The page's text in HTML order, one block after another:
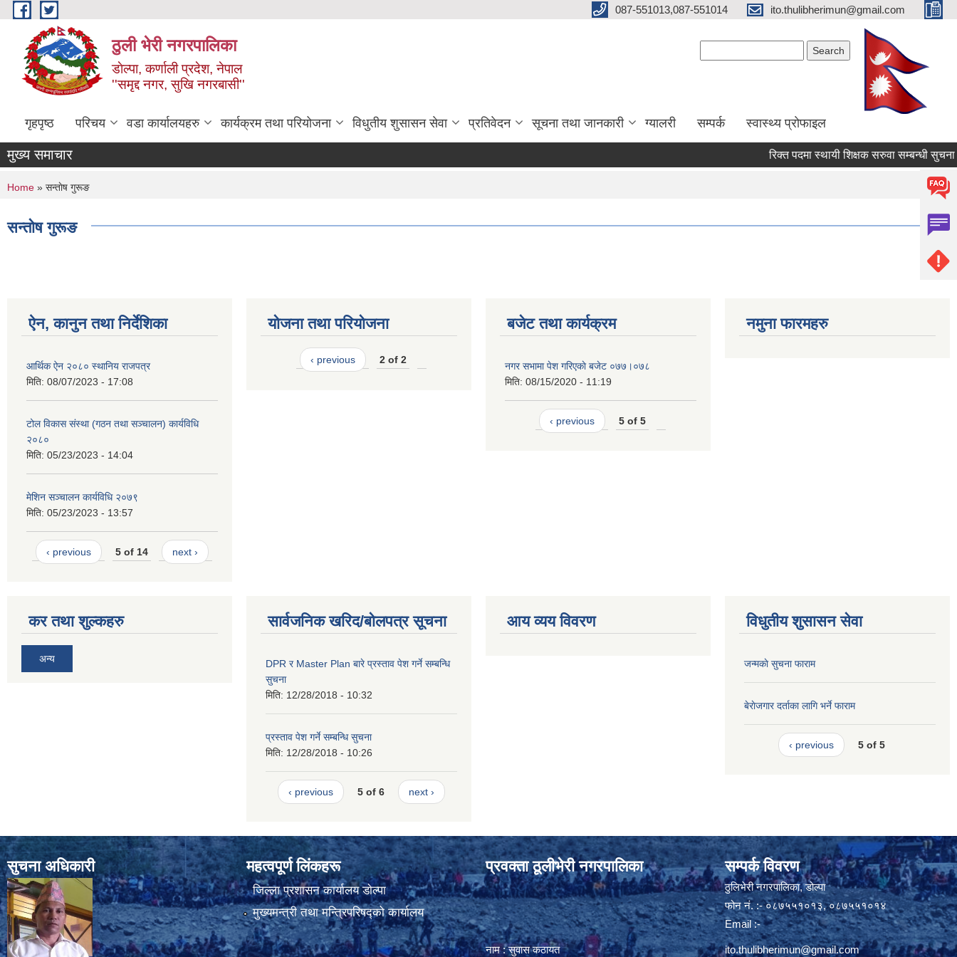
Skip to main content 087-551013,087-551014 ito.thulibherimun@gmail.com
ठुली भेरी नगरपालिका
डाेल्पा, कर्णाली प्रदेश, नेपाल
''समृद्द नगर, सुखि नगरबासी''
गृहपृष्ठ परिचय वडा कार्यालयहरु कार्यक्रम तथा परियोजना विधुतीय शुसासन सेवा प्रतिवेदन सूचना तथा जानकारी ग्यालरी सम्पर्क स्वास्थ्य प्राेफाइल
मुख्य समाचार रिक्त पदमा स्थायी शिक्षक सरुवा सम्बन्धी सुचना ।
You are here
Home » सन्ताेष गुरूङ
सन्ताेष गुरूङ
ऐन, कानुन तथा निर्देशिका
आर्थिक ऐन २०८० स्थानिय राजपत्र
मिति: 08/07/2023 - 17:08
टोल विकास संस्था (गठन तथा सञ्चालन) कार्यविधि
२०८०
मिति: 05/23/2023 - 14:04
मेशिन सञ्चालन कार्यविधि २०७९
मिति: 05/23/2023 - 13:57
‹ previous 5 of 14 next ›
योजना तथा परियोजना
‹ previous 2 of 2
बजेट तथा कार्यक्रम
नगर सभामा पेश गरिएकाे बजेट ०७७।०७८
मिति: 08/15/2020 - 11:19
‹ previous 5 of 5
नमुना फारमहरु
कर तथा शुल्कहरु
अन्य
सार्वजनिक खरिद/बोलपत्र सूचना
DPR र Master Plan बारे प्रस्ताव पेश गर्ने सम्बन्धि
सुचना
मिति: 12/28/2018 - 10:32
प्रस्ताव पेश गर्ने सम्बन्धि सुचना
मिति: 12/28/2018 - 10:26
‹ previous 5 of 6 next ›
आय व्यय विवरण विधुतीय शुसासन सेवा
जन्मकाे सुचना फाराम
बेराेजगार दर्ताका लागि भर्ने फाराम
‹ previous 5 of 5
सुचना अधिकारी महत्वपूर्ण लिंकहरू
जिल्ला प्रशासन कार्यालय डाेल्पा
मुख्यमन्त्री तथा मन्त्रिपरिषद्को कार्यालय
प्रवक्ता ठूलीभेरी नगरपालिका
नाम : सुवास कठायत
सम्पर्क विवरण
ठुलिभेरी नगरपालिका, डोल्पा
फोन नं. :- ०८७५५१०१३, ०८७५५१०१४
Email :-
ito.thulibherimun@gmail.com